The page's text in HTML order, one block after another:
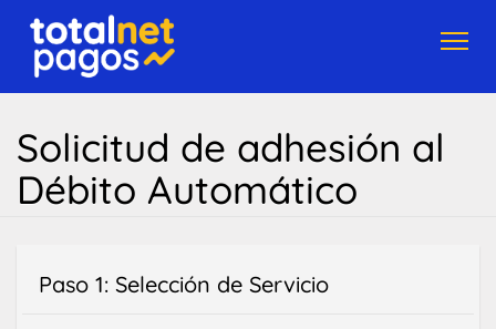
Solicitud de adhesión al
Débito Automático
Paso 1: Selección de Servicio